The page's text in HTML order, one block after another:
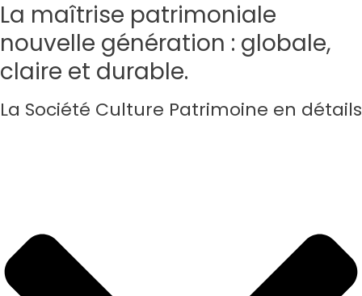
La maîtrise patrimoniale
nouvelle génération : globale,
claire et durable.
La Société Culture Patrimoine en détails